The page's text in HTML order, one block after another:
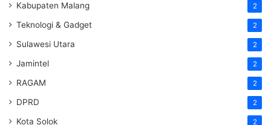
Kabupaten Malang 2
Teknologi & Gadget 2
Sulawesi Utara 2
Jamintel 2
RAGAM 2
DPRD 2
Kota Solok 2